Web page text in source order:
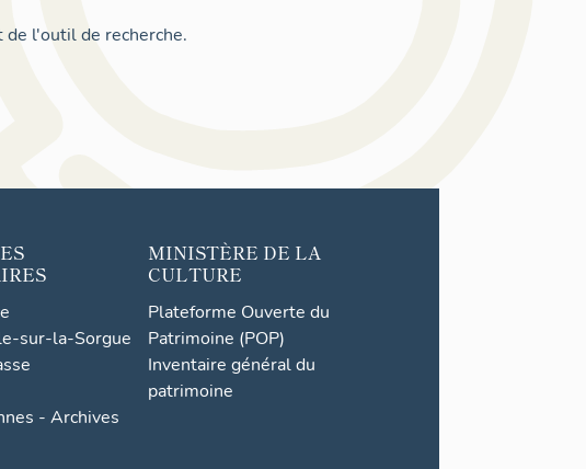
l'outil de recherche.
sur-la-Sorgue
- Archives
MINISTÈRE DE LA
CULTURE
Plateforme Ouverte du
Patrimoine (POP)
Inventaire général du
patrimoine